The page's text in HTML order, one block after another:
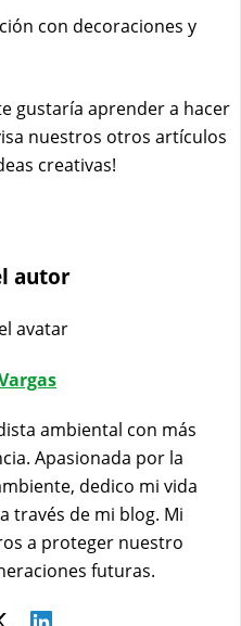
con decoraciones y
gustaría aprender a hacer
nuestros otros artículos
creativas!
autor
ambiental con más
Apasionada por la
dedico mi vida
través de mi blog. Mi
a proteger nuestro
futuras.